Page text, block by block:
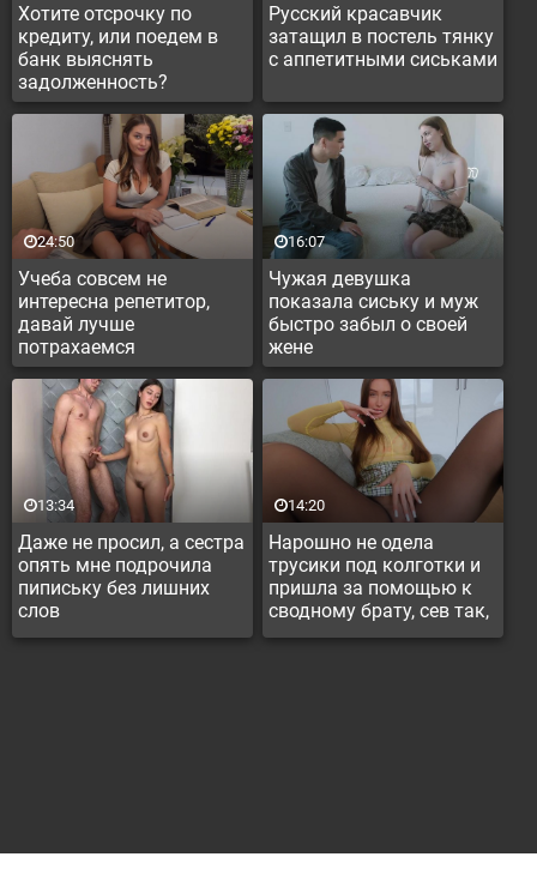
Хотите отсрочку по
кредиту, или поедем в
банк выяснять
задолженность?
Русский красавчик
затащил в постель тянку
с аппетитными сиськами
Учеба совсем не
интересна репетитор,
давай лучше
потрахаемся
24:50
Чужая девушка
показала сиську и муж
быстро забыл о своей
жене
16:07
Даже не просил, а сестра
опять мне подрочила
пипиську без лишних
слов
13:34
Нарошно не одела
трусики под колготки и
пришла за помощью к
сводному брату, сев так,
что киску засветила
14:20